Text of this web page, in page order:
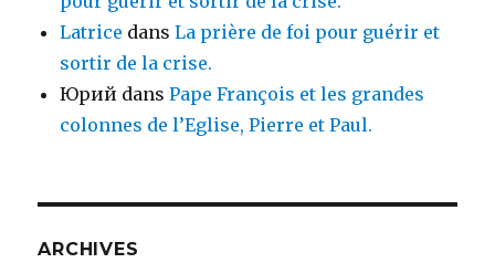
Latrice dansLa prière de foi pour guérir et
sortir de la crise.
Юрий dansPape François et les grandes
colonnes de l’Eglise, Pierre et Paul.
ARCHIVES